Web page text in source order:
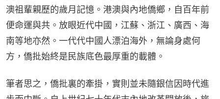
澳祖輩親歷的歲月記憶。港澳與內地僑鄉，自百年前
便命運與共。放眼近代中國，江蘇、浙江、廣西、海
南等地亦然。一代代中國人漂泊海外，無論身處何
方，僑批始終是民族底色最厚重的載體。
筆者思之，僑批裏的牽掛，實則並未隨銀信因時代進